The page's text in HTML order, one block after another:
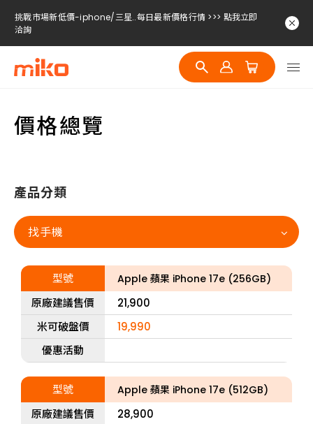
挑戰市場新低價-iphone/三星..每日最新價格行情 >>> 點我立即
洽詢
挑戰市場新低價-iphone/三星..每日最新價格行情 >>> 點我立即
洽詢
挑戰市場新低價-iphone/三星..每日最新價格行情 >>> 點我立即
挑戰市場新低價-iphone/三星..每日最新價格行情 >>> 點我立即
洽詢
價格總覽
產品分類
找手機
型號 Apple 蘋果 iPhone 17e (256GB)
原廠建議售價
21,900
米可破盤價
19,990
優惠活動
型號 Apple 蘋果 iPhone 17e (512GB)
原廠建議售價
28,900